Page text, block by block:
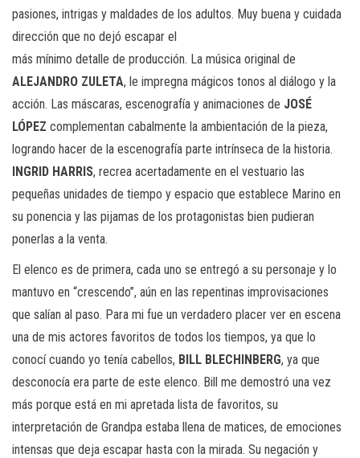
pasiones, intrigas y maldades de los adultos. Muy buena y cuidada
dirección que no dejó escapar el
más mínimo detalle de producción. La música original de
ALEJANDRO ZULETA, le impregna mágicos tonos al diálogo y la
acción. Las máscaras, escenografía y animaciones de JOSÉ
LÓPEZ complementan cabalmente la ambientación de la pieza,
logrando hacer de la escenografía parte intrínseca de la historia.
INGRID HARRIS, recrea acertadamente en el vestuario las
pequeñas unidades de tiempo y espacio que establece Marino en
su ponencia y las pijamas de los protagonistas bien pudieran
ponerlas a la venta.
El elenco es de primera, cada uno se entregó a su personaje y lo
mantuvo en “crescendo”, aún en las repentinas improvisaciones
que salían al paso. Para mi fue un verdadero placer ver en escena
una de mis actores favoritos de todos los tiempos, ya que lo
conocí cuando yo tenía cabellos, BILL BLECHINBERG, ya que
desconocía era parte de este elenco. Bill me demostró una vez
más porque está en mi apretada lista de favoritos, su
interpretación de Grandpa estaba llena de matices, de emociones
intensas que deja escapar hasta con la mirada. Su negación y